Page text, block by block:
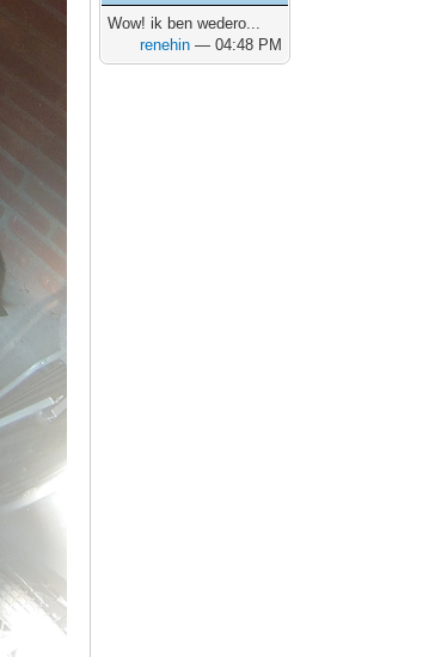
Wow! ik ben wedero...
renehin — 04:48 PM